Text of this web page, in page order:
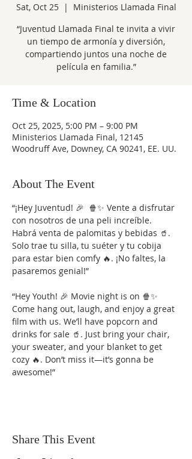
Sat, Oct 25
  |
Ministerios Llamada Final
“Juventud Llamada Final te invita a vivir
un tiempo de armonía y diversión,
compartiendo juntos una noche de
película en familia.”
Time & Location
Oct 25, 2025, 5:00 PM – 9:00 PM
Ministerios Llamada Final, 12145
Woodruff Ave, Downey, CA 90241, EE. UU.
About The Event
“¡Hey Juventud! 🎉  🍿✨ Vente a disfrutar
con nosotros de una peli increíble.
Habrá venta de palomitas y bebidas 🥤.
Solo trae tu silla, tu suéter y tu cobija
para estar bien comfy 🔥. ¡No faltes, la
pasaremos genial!”
“Hey Youth! 🎉 Movie night is on 🍿✨
Come hang out, laugh, and enjoy a great
film with us. We’ll have popcorn and
drinks for sale 🥤. Just bring your chair,
your sweater, and your blanket to get
cozy 🔥. Don’t miss it—it’s gonna be
awesome!”
Share This Event